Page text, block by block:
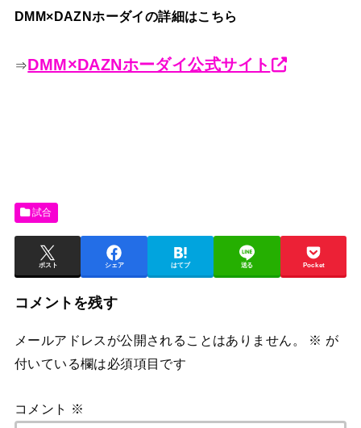
DMM×DAZNホーダイの詳細はこちら
⇒DMM×DAZNホーダイ公式サイト
試合
ポスト シェア はてブ 送る Pocket
コメントを残す
メールアドレスが公開されることはありません。 ※ が
付いている欄は必須項目です
コメント ※